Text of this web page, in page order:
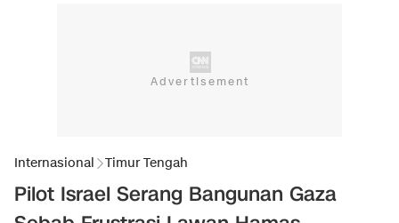
Internasional Timur Tengah
Pilot Israel Serang Bangunan Gaza